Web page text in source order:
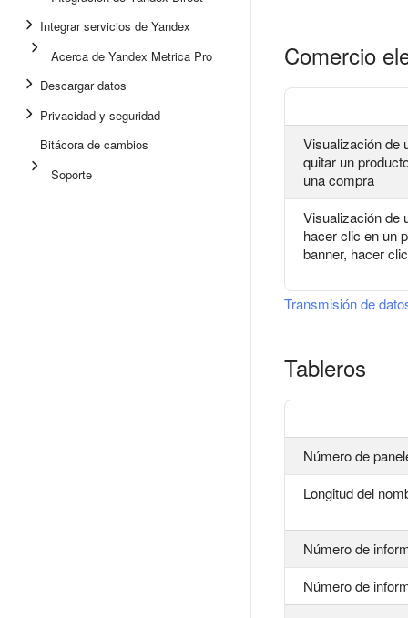
Integrar servicios de Yandex
Acerca de Yandex Metrica Pro
Descargar datos
Privacidad y seguridad
Bitácora de cambios
Soporte
Comercio
Visualización de
quitar un
una compra
Visualización de
hacer clic en un
banner, hacer
Transmisión de
Tableros
Número de
Longitud del
Número de
Número de